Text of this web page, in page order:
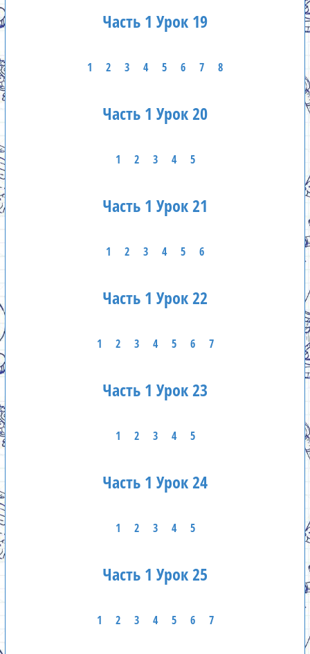
Часть 1 Урок 19
1 2 3 4 5 6 7 8
Часть 1 Урок 20
1 2 3 4 5
Часть 1 Урок 21
1 2 3 4 5 6
Часть 1 Урок 22
1 2 3 4 5 6 7
Часть 1 Урок 23
1 2 3 4 5
Часть 1 Урок 24
1 2 3 4 5
Часть 1 Урок 25
1 2 3 4 5 6 7